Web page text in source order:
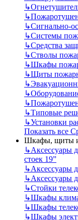
↳
↳
↳Сигнально-
↳Системы
↳Средства
↳Стволы
↳Шкафы
↳Щиты
↳
↳
↳
↳Типовые
↳Установки
Показать все
Шкафы, щиты
↳Аксессуары
стоек 19”
↳Аксессуары
↳Аксессуары
↳Стойки
↳Шкафы
↳Шкафы
↳Шкафы